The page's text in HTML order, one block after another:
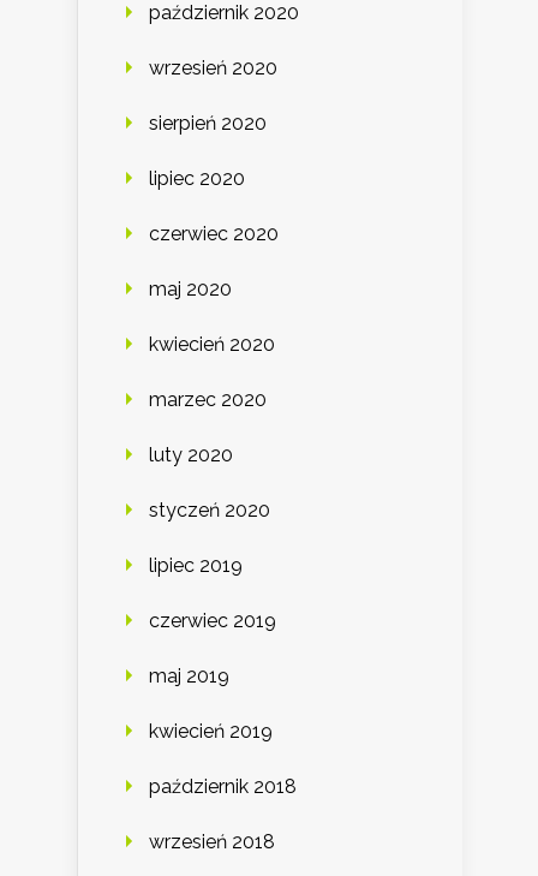
październik 2020
wrzesień 2020
sierpień 2020
lipiec 2020
czerwiec 2020
maj 2020
kwiecień 2020
marzec 2020
luty 2020
styczeń 2020
lipiec 2019
czerwiec 2019
maj 2019
kwiecień 2019
październik 2018
wrzesień 2018